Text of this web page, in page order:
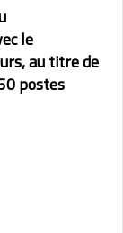
le
au titre de
postes